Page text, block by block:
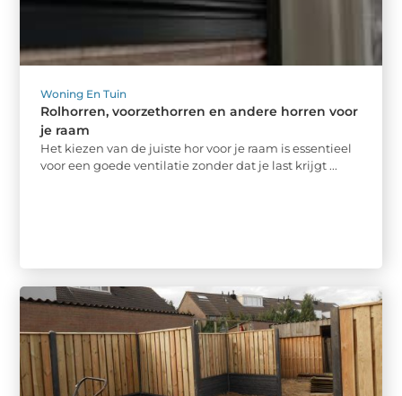
Woning En Tuin
Rolhorren, voorzethorren en andere horren voor
je raam
Het kiezen van de juiste hor voor je raam is essentieel
voor een goede ventilatie zonder dat je last krijgt ...